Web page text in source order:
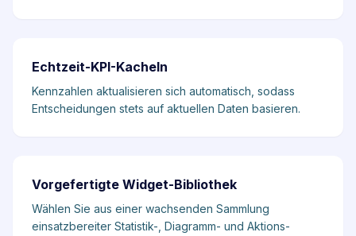
Echtzeit-KPI-Kacheln
Kennzahlen aktualisieren sich automatisch, sodass
Entscheidungen stets auf aktuellen Daten basieren.
Vorgefertigte Widget-Bibliothek
Wählen Sie aus einer wachsenden Sammlung
einsatzbereiter Statistik-, Diagramm- und Aktions-